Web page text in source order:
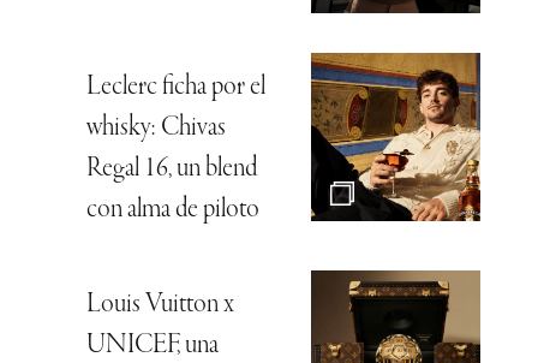
Leclerc ficha por el
whisky: Chivas
Regal 16, un blend
con alma de piloto
Louis Vuitton x
UNICEF, una